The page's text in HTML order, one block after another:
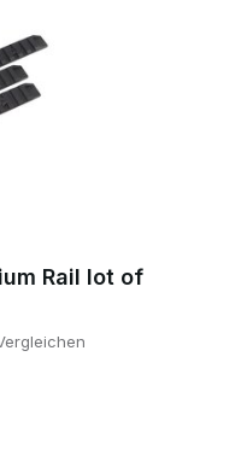
Rail lot of